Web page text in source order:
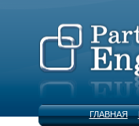
ГЛАВНАЯ